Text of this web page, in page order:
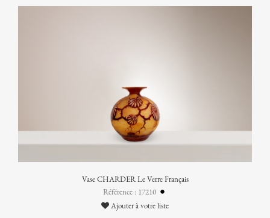
Vase CHARDER Le Verre Français
Référence : 17210
Ajouter à votre liste